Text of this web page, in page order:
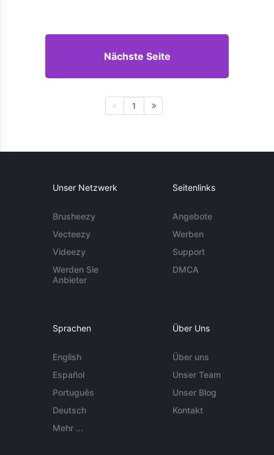
Nächste Seite
1
Unser Netzwerk
Brusheezy
Vecteezy
Videezy
Werden Sie
Anbieter
Seitenlinks
Angebote
Werben
Support
DMCA
Sprachen
English
Español
Português
Deutsch
Mehr ...
Über Uns
Über uns
Unser Team
Unser Blog
Kontakt